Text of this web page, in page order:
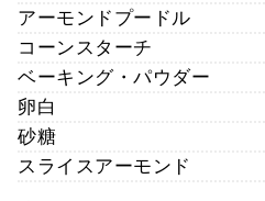
アーモンドプードル
コーンスターチ
ベーキング・パウダー
卵白
砂糖
スライスアーモンド